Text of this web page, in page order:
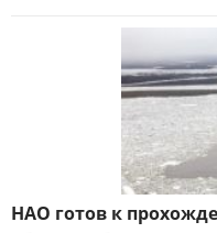
НАО готов к